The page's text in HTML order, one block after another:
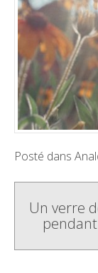
Posté dans
Poste
Un verre
pendant